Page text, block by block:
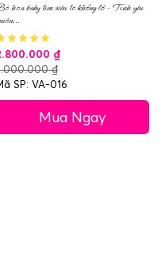
hoa baby tím siêu to khổng lồ – Tình yêu
₫
₫
SP: VA-016
Mua Ngay